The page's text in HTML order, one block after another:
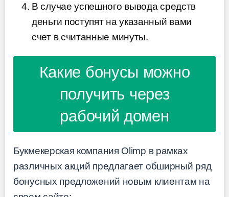
В случае успешного вывода средств
деньги поступят на указанный вами
счет в считанные минуты.
Какие бонусы можно
получить через
рабочий домен
Букмекерская компания Olimp в рамках
различных акций предлагает обширный ряд
бонусных предложений новым клиентам на